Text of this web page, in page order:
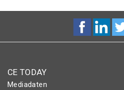
CE TODAY
Mediadaten